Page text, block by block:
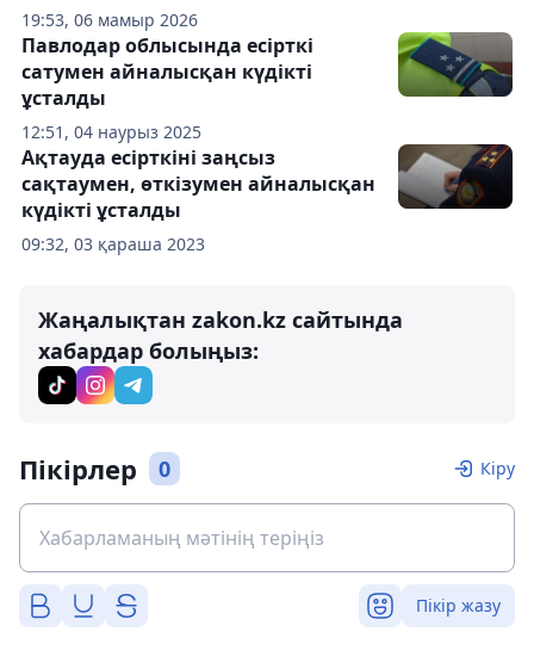
19:53, 06 мамыр 2026
12:51, 04 наурыз 2025
Павлодар облысында есірткі
сатумен айналысқан күдікті
ұсталды
09:32, 03 қараша 2023
Ақтауда есірткіні заңсыз
сақтаумен, өткізумен айналысқан
күдікті ұсталды
Жаңалықтан zakon.kz сайтында
хабардар болыңыз:
Пікірлер 0 Кіру
Пікір жазу